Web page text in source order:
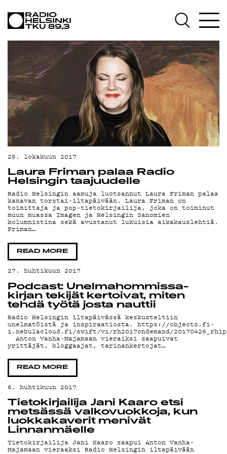
AJANKOHTAISTA
OHJELMAT
TEKIJÄT
ON-DEMAND
PODCAST
MAINOSTA
YHTEYSTIEDOT
G LIVELAB
YSTÄVÄKLUBI
TIETOSUOJA
KIRJAUDU SISÄÄN
25. lokakuun 2017
Laura Friman palaa Radio
Helsingin taajuudelle
Radio Helsingin aamuja luotsannut Laura Friman palaa
kanavan torstai-iltapäivään. Laura Friman on
toimittaja ja pop-tietokirjailija, joka on toiminut
muun muassa Imagen ja Helsingin Sanomien
kolumnistina sekä avustanut lukuisia aikakauslehtiä.
Friman…
READ MORE
27. huhtikuun 2017
Podcast: Unelmahommissa-
kirjan tekijät kertoivat, miten
tehdä työtä josta nauttii
Radio Helsingin iltapäivässä keskusteltiin
unelmatöistä ja inspiraatiosta. https://objects.fi-
1.nebulacloud.fi/swift/v1/rh2017ondemand/
Anton Vanha-Majamaan vieraiksi saapuivat
yrittäjät, bloggaajat, tarinankertojat…
READ MORE
6. huhtikuun 2017
Tietokirjailija Jani Kaaro etsi
metsässä valkovuokkoja, kun
luokkakaverit menivät
Linnanmäelle
Tietokirjailija Jani Kaaro saapui Anton Vanha-
Majamaan vieraaksi Radio Helsingin iltapäivään